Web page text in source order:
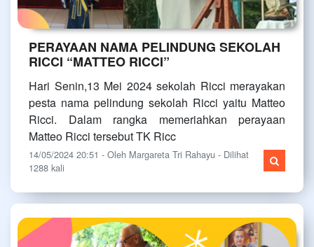
PERAYAAN NAMA PELINDUNG SEKOLAH
RICCI “MATTEO RICCI”
Hari Senin,13 Mei 2024 sekolah Ricci merayakan
pesta nama pelindung sekolah Ricci yaitu Matteo
Ricci. Dalam rangka memeriahkan perayaan
Matteo Ricci tersebut TK Ricc
14/05/2024 20:51 - Oleh Margareta Tri Rahayu - Dilihat
1288 kali